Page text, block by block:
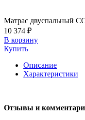
Матрас двуспальный
10 374 ₽
В корзину
Купить
Описание
Характеристики
Отзывы и